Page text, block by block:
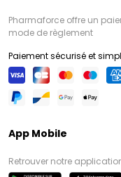
Pharmaforce offre un
mode de règlement
Paiement sécurisé et
App Mobile
Retrouver notre